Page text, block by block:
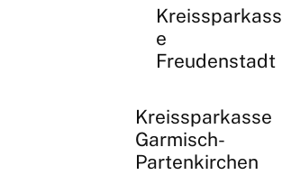
Kreissparkass
e
Freudenstadt
Kreissparkasse
Garmisch-
Partenkirchen